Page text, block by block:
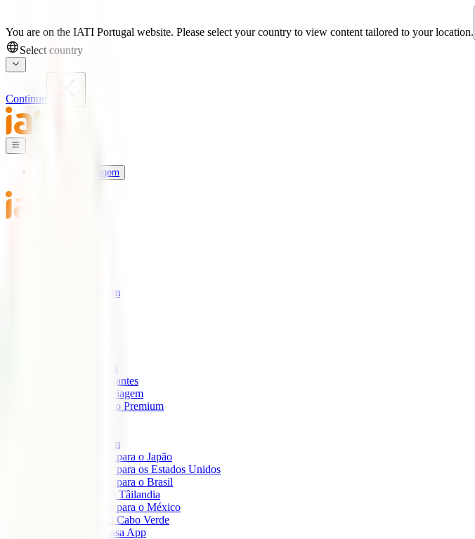
You are on the IATI Portugal website. Please select your country to view content tailored to your location.
Select country
Continue
Seguros de Viagem
Seguros de Viagem
IATI Escapadinhas
IATI Grandes Viajantes
IATI Anual Multiviagem
IATI Cancelamento Premium
Seguros de Viagem
Seguro de viagem para o Japão
Seguro de viagem para os Estados Unidos
Seguro de viagem para o Brasil
Seguro de Viagem Tâilandia
Seguro de viagem para o México
Seguro de viagem Cabo Verde
Descarregue a nossa App